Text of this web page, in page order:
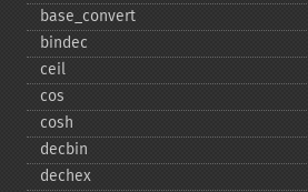
base_​convert
bindec
ceil
cos
cosh
decbin
dechex